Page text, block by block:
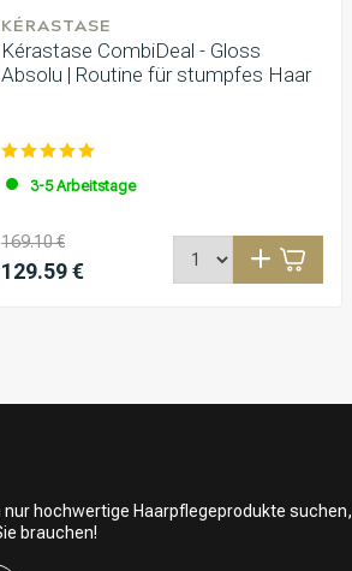
KÉRASTASE
Kérastase CombiDeal - Gloss
Absolu | Routine für stumpfes Haar
3-5 Arbeitstage
169.10 €
129.59 €
hochwertige Haarpflegeprodukte suchen,
brauchen!